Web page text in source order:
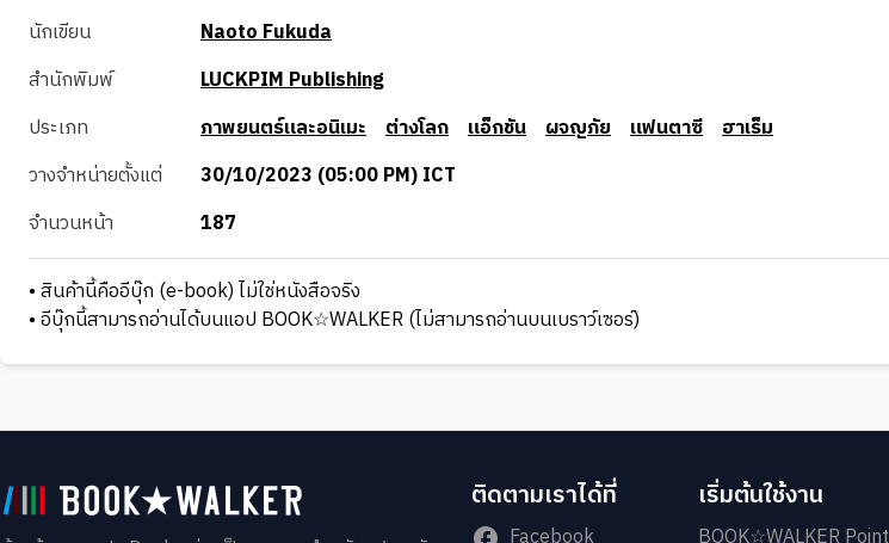
นักเขียน
Naoto Fukuda
สำนักพิมพ์
LUCKPIM Publishing
ประเภท
ภาพยนตร์และอนิเมะ ต่างโลก แอ็กชัน ผจญภัย แฟนตาซี ฮาเร็ม
วางจำหน่ายตั้งแต่
30/10/2023 (05:00 PM) ICT
จำนวนหน้า
187
• สินค้านี้คืออีบุ๊ก (e-book) ไม่ใช่หนังสือจริง
• อีบุ๊กนี้สามารถอ่านได้บนแอป BOOK☆WALKER (ไม่สามารถอ่านบนเบราว์เซอร์)
ติดตามเราได้ที่ เริ่มต้นใช้งาน